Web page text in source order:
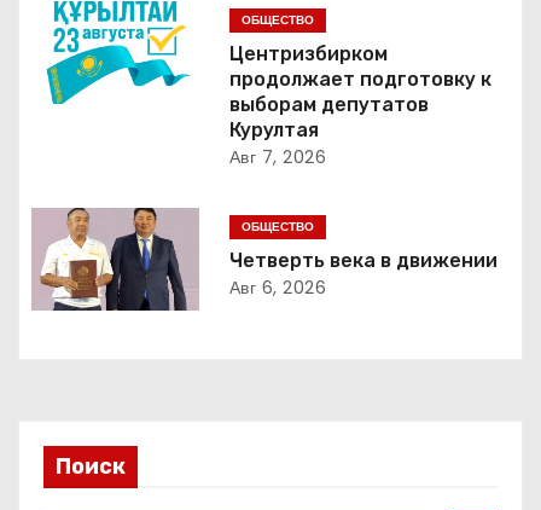
и
я
з
а
с
я
ОБЩЕСТВО
Центризбирком
продолжает подготовку к
выборам депутатов
Курултая
Авг 7, 2026
ОБЩЕСТВО
Четверть века в движении
Авг 6, 2026
Поиск